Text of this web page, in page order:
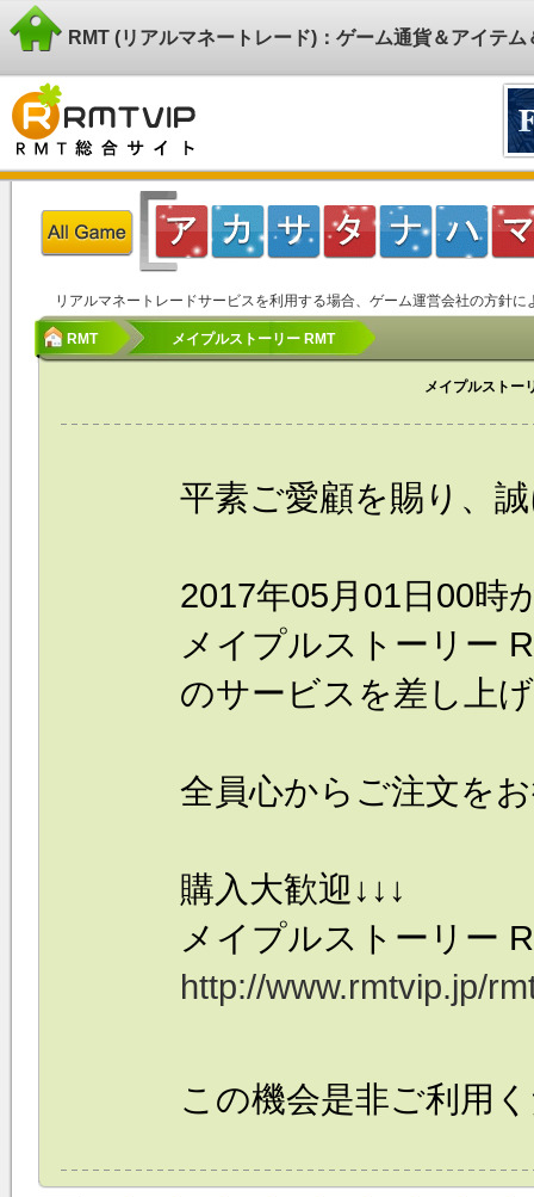
RMT (リアルマネートレード)：ゲーム通貨＆アイテ
リアルマネートレードサービスを利用する場合、ゲーム運営会社の方針
RMT メイプルストーリー RMT
メイプルストー
平素ご愛顧を賜り、
2017年05月01日00時
メイプルストーリー
のサービスを差し上
全員心からご注文を
購入大歓迎↓↓↓
メイプルストーリー
http://www.rmtvip.jp/
この機会是非ご利用